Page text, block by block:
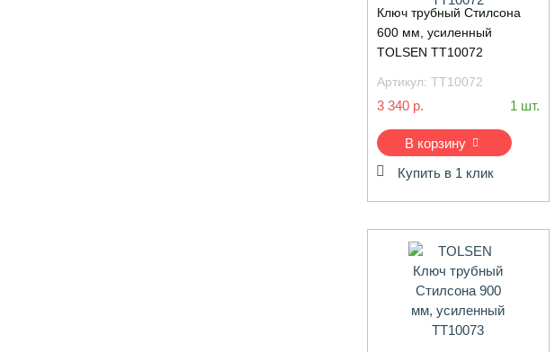
Ключ трубный Стилсона
600 мм, усиленный
TOLSEN TT10072
Артикул: TT10072
3 340 р. 1 шт.
В корзину
Купить в 1 клик